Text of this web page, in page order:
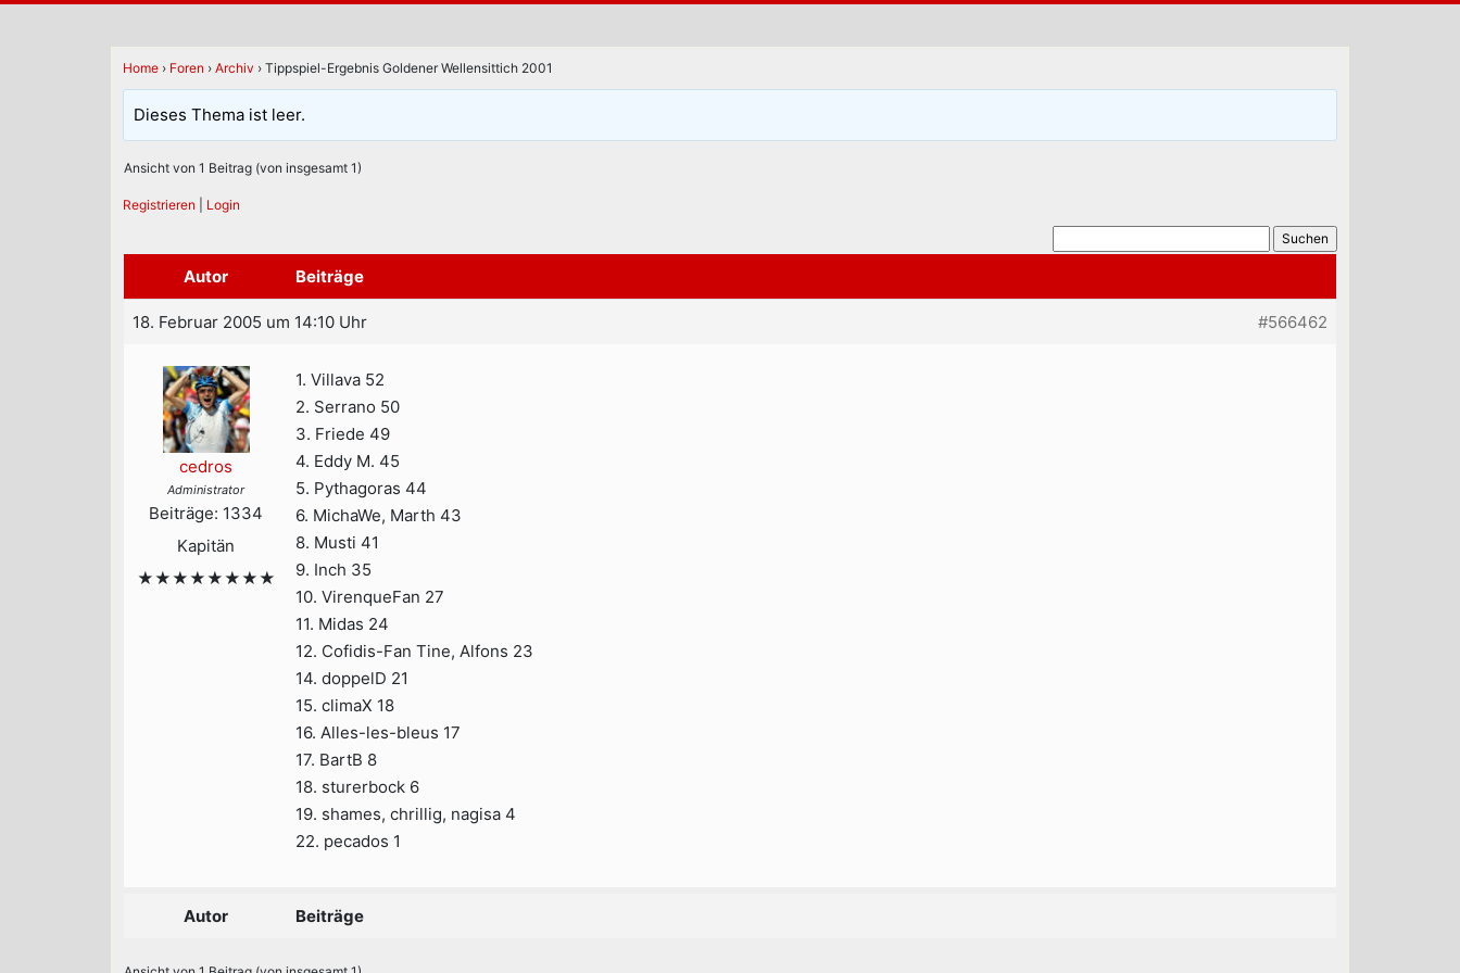
Home › Foren › Archiv › Tippspiel-Ergebnis Goldener Wellensittich 2001
Dieses Thema ist leer.
Ansicht von 1 Beitrag (von insgesamt 1)
Registrieren Login
Autor Beiträge
18. Februar 2005 um 14:10 Uhr #566462
cedros
Administrator
Beiträge: 1334
Kapitän
★★★★★★★★
1. Villava 52
2. Serrano 50
3. Friede 49
4. Eddy M. 45
5. Pythagoras 44
6. MichaWe, Marth 43
8. Musti 41
9. Inch 35
10. VirenqueFan 27
11. Midas 24
12. Cofidis-Fan Tine, Alfons 23
14. doppelD 21
15. climaX 18
16. Alles-les-bleus 17
17. BartB 8
18. sturerbock 6
19. shames, chrillig, nagisa 4
22. pecados 1
Autor Beiträge